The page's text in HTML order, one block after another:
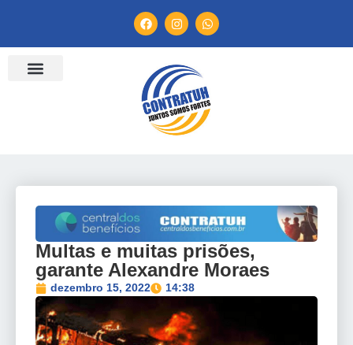
Multas e muitas prisões,
garante Alexandre Moraes
dezembro 15, 2022 14:38